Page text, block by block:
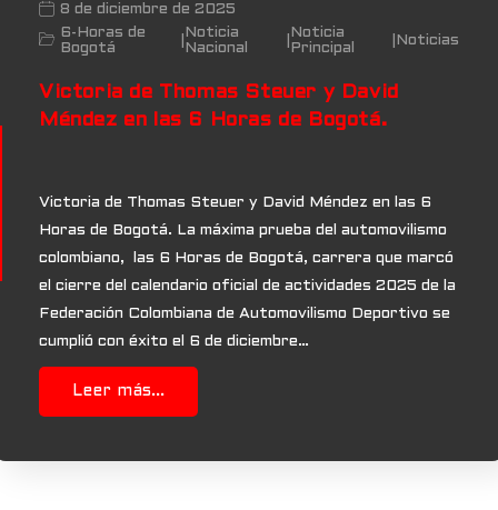
8 de diciembre de 2025
6-Horas de
Bogotá
Noticia
Nacional
Noticia
Principal
Noticias
Victoria de Thomas Steuer y David
Méndez en las 6 Horas de Bogotá.
Victoria de Thomas Steuer y David Méndez en las 6
Horas de Bogotá. La máxima prueba del automovilismo
colombiano, las 6 Horas de Bogotá, carrera que marcó
el cierre del calendario oficial de actividades 2025 de la
Federación Colombiana de Automovilismo Deportivo se
cumplió con éxito el 6 de diciembre…
Leer más...